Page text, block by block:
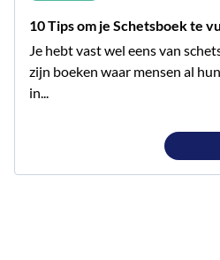
10 Tips om je Schetsboek te
Je hebt vast wel eens van
zijn boeken waar mensen al
in...